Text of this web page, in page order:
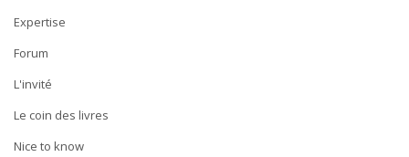
Expertise
Forum
L'invité
Le coin des livres
Nice to know